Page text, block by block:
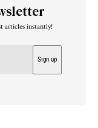
articles instantly!